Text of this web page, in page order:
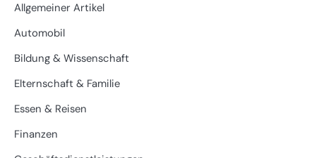
Allgemeiner Artikel
Automobil
Bildung & Wissenschaft
Elternschaft & Familie
Essen & Reisen
Finanzen